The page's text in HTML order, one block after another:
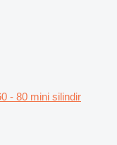
- 80 mini silindir